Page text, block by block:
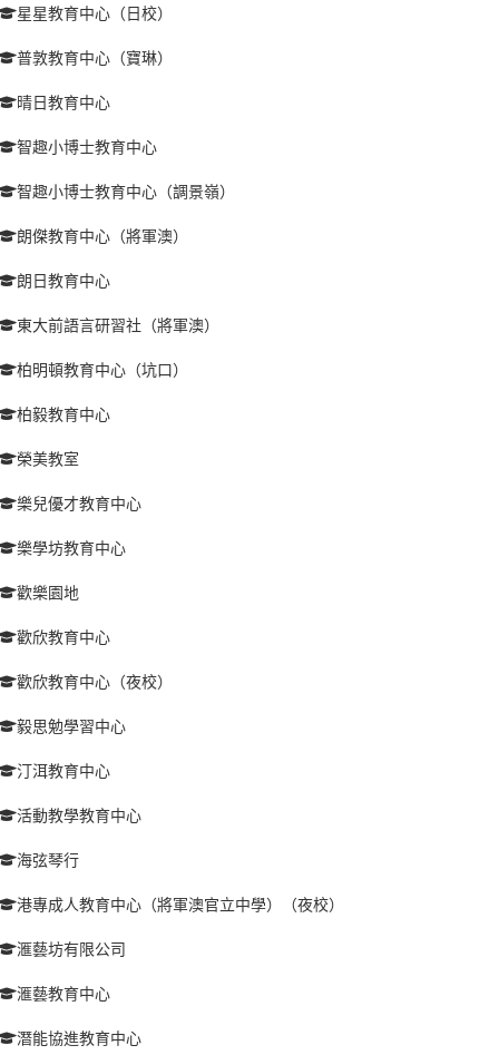
星星教育中心（日校）
普敦教育中心（寶琳）
晴日教育中心
智趣小博士教育中心
智趣小博士教育中心（調景嶺）
朗傑教育中心（將軍澳）
朗日教育中心
東大前語言研習社（將軍澳）
柏明頓教育中心（坑口）
柏毅教育中心
榮美教室
樂兒優才教育中心
樂學坊教育中心
歡樂園地
歡欣教育中心
歡欣教育中心（夜校）
毅思勉學習中心
汀洱教育中心
活動教學教育中心
海弦琴行
港專成人教育中心（將軍澳官立中學）（夜校）
滙藝坊有限公司
滙藝教育中心
潛能協進教育中心